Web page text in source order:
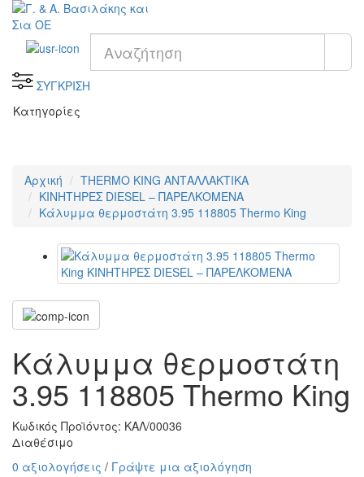
ΣΥΓΚΡΙΣΗ
Κατηγορίες
Αρχική
THERMO KING ΑΝΤΑΛΛΑΚΤΙΚΑ
KΙΝΗΤΗΡΕΣ DIESEL – ΠΑΡΕΛΚΟΜΕΝΑ
Κάλυμμα θερμοστάτη 3.95 118805 Thermo King
Κάλυμμα θερμοστάτη
3.95 118805 Thermo King
Κωδικός Προϊόντος: ΚΑΛ/00036
Διαθέσιμο
0 αξιολογήσεις / Γράψτε μια αξιολόγηση